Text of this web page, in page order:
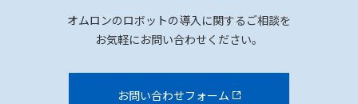
オムロンのロボットの導入に関するご相談を
お気軽にお問い合わせください。
お問い合わせフォーム